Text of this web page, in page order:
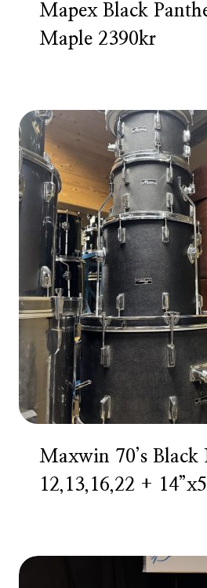
Mapex Black
Maple 2390kr
Maxwin 70’s Black
12,13,16,22 +